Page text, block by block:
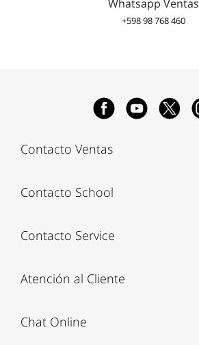
Whatsapp Ventas
+598 98 768 460
Contacto Ventas
Contacto School
Contacto Service
Atención al Cliente
Chat Online